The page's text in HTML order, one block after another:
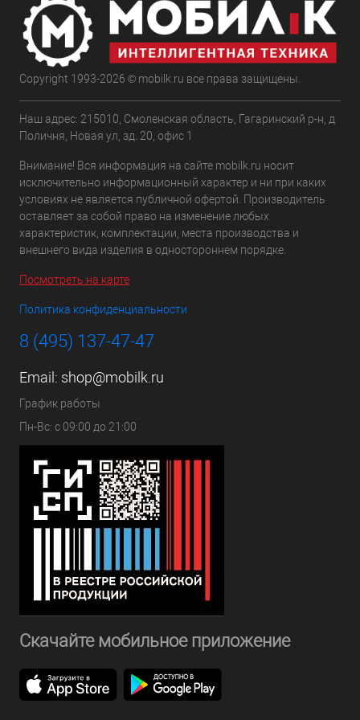
Copyright 1993-2026 © mobilk.ru все права защищены.
Наш адрес: 215010, Смоленская область, Гагаринский р-н, д
Поличня, Новая ул, зд. 20, офис 1
Внимание! Вся информация на сайте mobilk.ru носит
исключительно информационный характер и ни при каких
условиях не является публичной офертой. Производитель
оставляет за собой право на изменение любых
характеристик, комплектации, места производства и
внешнего вида изделия в одностороннем порядке.
Посмотреть на карте
Политика конфиденциальности
8 (495) 137-47-47
Email: shop@mobilk.ru
График работы
Пн-Вс: с 09:00 до 21:00
Скачайте мобильное приложение